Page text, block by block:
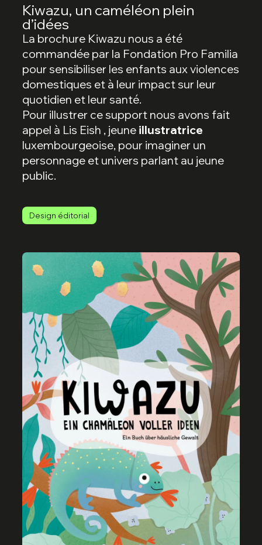
Kiwazu, un caméléon plein
d’idées
La brochure Kiwazu nous a été
commandée par la Fondation Pro Familia
pour sensibiliser les enfants aux violences
domestiques et à leur impact sur leur
quotidien et leur santé.
Pour illustrer ce support nous avons fait
appel à Lis Eish , jeune illustratrice
luxembourgeoise, pour imaginer un
personnage et univers parlant au jeune
public.
Design éditorial